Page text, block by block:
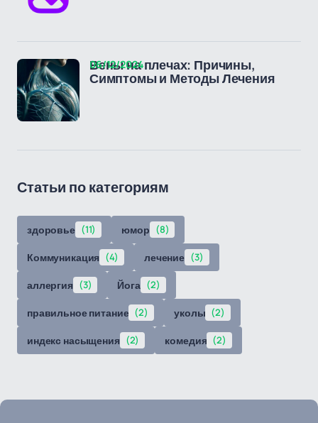
Вены на плечах: Причины,
Симптомы и Методы Лечения
06/12/2024
Статьи по категориям
здоровье (11) юмор (8)
Коммуникация (4) лечение (3)
аллергия (3) Йога (2)
правильное питание (2) уколы (2)
индекс насыщения (2) комедия (2)